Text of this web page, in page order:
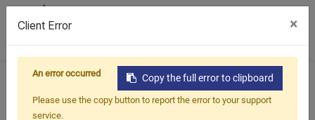
首頁 產品 水果茶套組
爆爆珠水果茶組
奇異果百香爆爆珠綠茶
Client Error ×
Copy the full error to clipboard
An error occurred
Please use the copy button to report the error to your support
service.